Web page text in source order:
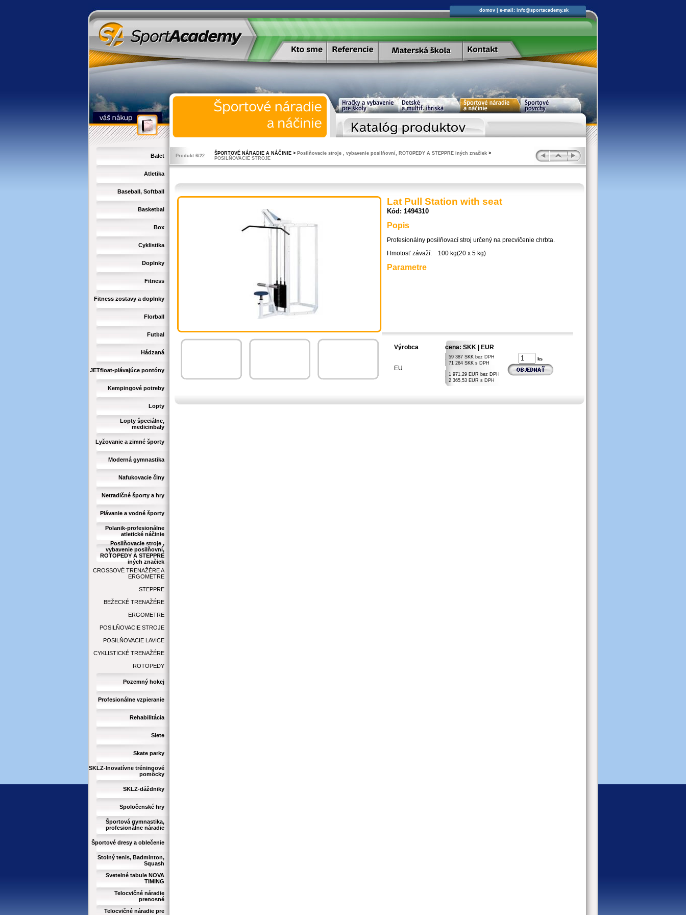
domov | e-mail: info@sportacademy.sk
Balet
Atletika
Baseball, Softball
Basketbal
Box
Cyklistika
Doplnky
Fitness
Fitness zostavy a doplnky
Florball
Futbal
Hádzaná
JETfloat-plávajúce pontóny
Kempingové potreby
Lopty
Lopty špeciálne,
medicinbaly
Lyžovanie a zimné športy
Moderná gymnastika
Nafukovacie člny
Netradičné športy a hry
Plávanie a vodné športy
Polanik-profesionálne
atletické náčinie
Posilňovacie stroje ,
vybavenie posilňovní,
ROTOPEDY A STEPPRE
iných značiek
CROSSOVÉ TRENAŽÉRE A
ERGOMETRE
STEPPRE
BEŽECKÉ TRENAŽÉRE
ERGOMETRE
POSILŇOVACIE STROJE
POSILŇOVACIE LAVICE
CYKLISTICKÉ TRENAŽÉRE
ROTOPEDY
Pozemný hokej
Profesionálne vzpieranie
Rehabilitácia
Siete
Skate parky
SKLZ-Inovatívne tréningové
pomôcky
SKLZ-dáždniky
Spoločenské hry
Športová gymnastika,
profesionálne náradie
Športové dresy a oblečenie
Stolný tenis, Badminton,
Squash
Svetelné tabule NOVA
TIMING
Telocvičné náradie
prenosné
Telocvičné náradie pre
Produkt 6/22 ŠPORTOVÉ NÁRADIE A NÁČINIE > Posilňovacie stroje , vybavenie posilňovní, ROTOPEDY A STEPPRE iných značiek >
POSILŇOVACIE STROJE
Lat Pull Station with seat
Kód: 1494310
Popis
Profesionálny posilňovací stroj určený na precvičenie chrbta.
Hmotosť závaží: 100 kg(20 x 5 kg)
Parametre
Výrobca cena: SKK | EUR
EU
| 59 387 SKK bez DPH
| 71 264 SKK s DPH
| 1 971,29 EUR bez DPH
| 2 365,53 EUR s DPH
ks